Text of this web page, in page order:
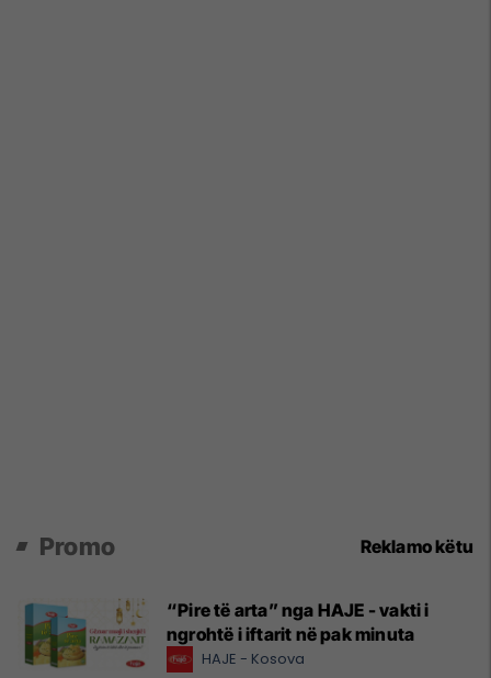
Promo Reklamo këtu
“Pire të arta” nga HAJE - vakti i
ngrohtë i iftarit në pak minuta
HAJE - Kosova